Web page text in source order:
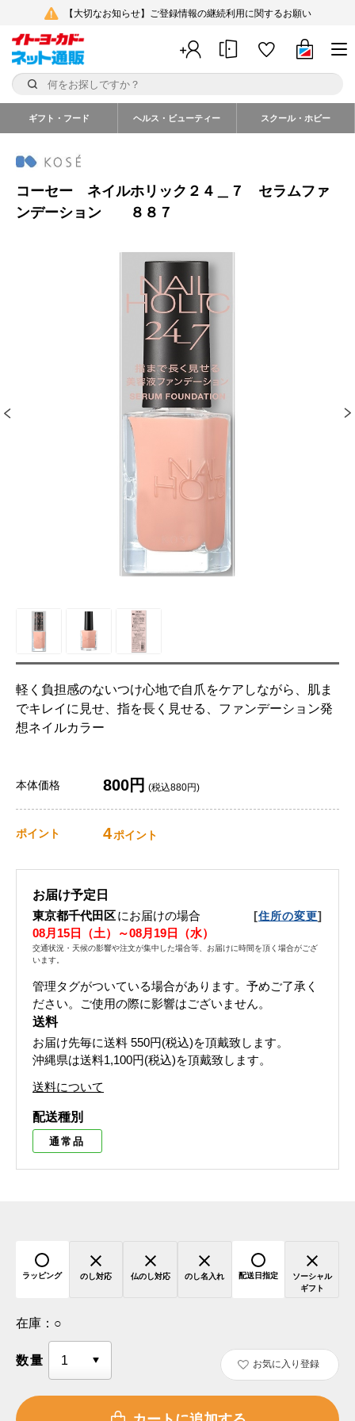
【大切なお知らせ】ご登録情報の継続利用に関するお願い
ギフト・フード ヘルス・ビューティー スクール・ホビー
コーセー ネイルホリック２４＿７ セラムファ
ンデーション ８８７
軽く負担感のないつけ心地で自爪をケアしながら、肌ま
でキレイに見せ、指を長く見せる、ファンデーション発
想ネイルカラー
本体価格 800円 (税込880円)
ポイント 4ポイント
お届け予定日
東京都千代田区にお届けの場合 [住所の変更]
08月15日（土）～08月19日（水）
交通状況・天候の影響や注文が集中した場合等、お届けに時間を頂く場合がござ
います。
管理タグがついている場合があります。予めご了承く
ださい。ご使用の際に影響はございません。
送料
お届け先毎に送料 550円(税込)を頂戴致します。
沖縄県は送料1,100円(税込)を頂戴致します。
送料について
配送種別
通常品
ラッピング のし対応 仏のし対応 のし名入れ 配送日指定
ソーシャル
ギフト
在庫： ○
数量 お気に入り登録